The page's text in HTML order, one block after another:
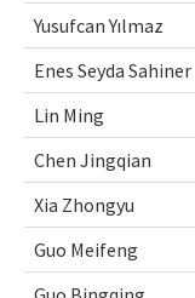
Yusufcan Yılmaz
Enes Seyda Sahiner
Lin Ming
Chen Jingqian
Xia Zhongyu
Guo Meifeng